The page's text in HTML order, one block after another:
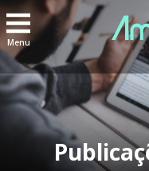
Menu